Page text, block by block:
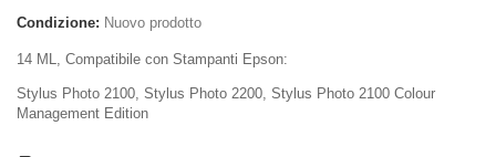
Condizione: Nuovo prodotto
14 ML, Compatibile con Stampanti Epson:
Stylus Photo 2100, Stylus Photo 2200, Stylus Photo 2100 Colour
Management Edition